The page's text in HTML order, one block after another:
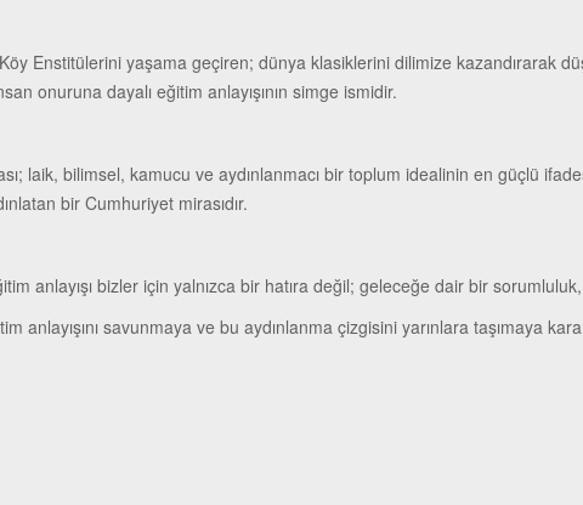
Enstitülerini yaşama geçiren; dünya klasiklerini dilimize kazandırarak
onuruna dayalı eğitim anlayışının simge ismidir.
laik, bilimsel, kamucu ve aydınlanmacı bir toplum idealinin en güçlü
bir Cumhuriyet mirasıdır.
anlayışı bizler için yalnızca bir hatıra değil; geleceğe dair bir sorumluluk,
anlayışını savunmaya ve bu aydınlanma çizgisini yarınlara taşımaya